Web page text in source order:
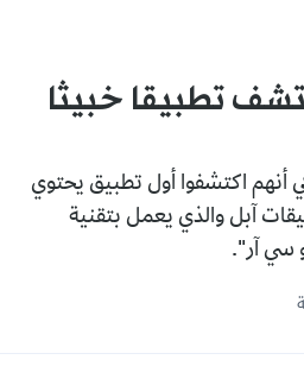
تطبيقا خبيثا
أنهم اكتشفوا أول تطبيق يحتوي
آبل والذي يعمل بتقنية
سي آر".